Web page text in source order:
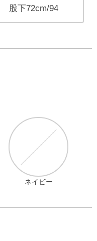
股下72cm/94
ネイビー